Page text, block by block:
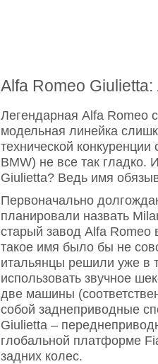
Alfa Romeo
Легендарная Alfa Romeo
модельная линейка
технической
BMW) не все так
Giulietta? Ведь имя
Первоначально
планировали назвать
старый завод Alfa Romeo
такое имя было бы не
итальянцы решили уже в
использовать звучное
две машины
собой заднеприводные
Giulietta –
глобальной платформе
задних колес.